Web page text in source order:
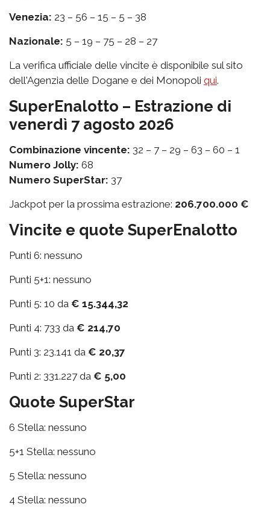
Venezia: 23 – 56 – 15 – 5 – 38
Nazionale: 5 – 19 – 75 – 28 – 27
La verifica ufficiale delle vincite è disponibile sul sito
dell'Agenzia delle Dogane e dei Monopoli qui.
SuperEnalotto – Estrazione di
venerdì 7 agosto 2026
Combinazione vincente: 32 – 7 – 29 – 63 – 60 – 1
Numero Jolly: 68
Numero SuperStar: 37
Jackpot per la prossima estrazione: 206.700.000 €
Vincite e quote SuperEnalotto
Punti 6: nessuno
Punti 5+1: nessuno
Punti 5: 10 da € 15.344,32
Punti 4: 733 da € 214,70
Punti 3: 23.141 da € 20,37
Punti 2: 331.227 da € 5,00
Quote SuperStar
6 Stella: nessuno
5+1 Stella: nessuno
5 Stella: nessuno
4 Stella: nessuno